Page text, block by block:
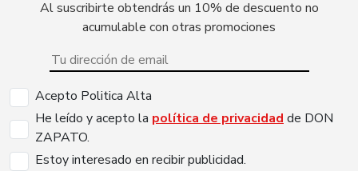
Al suscribirte obtendrás un 10% de descuento no
acumulable con otras promociones
Acepto Politica Alta
He leído y acepto la política de privacidad de DON
ZAPATO.
Estoy interesado en recibir publicidad.